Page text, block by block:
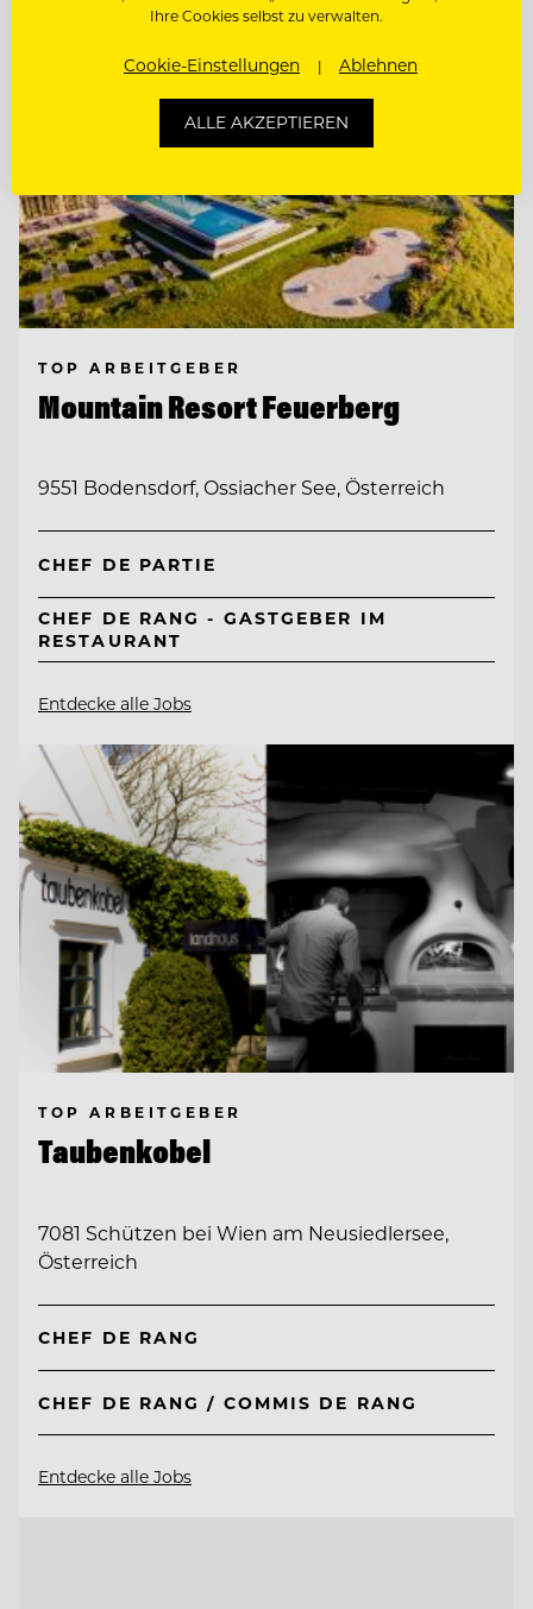
TOP ARBEITGEBER
Mountain Resort Feuerberg
9551 Bodensdorf, Ossiacher See, Österreich
CHEF DE PARTIE
CHEF DE RANG - GASTGEBER IM
RESTAURANT
Entdecke alle Jobs
TOP ARBEITGEBER
Taubenkobel
7081 Schützen bei Wien am Neusiedlersee,
Österreich
CHEF DE RANG
CHEF DE RANG / COMMIS DE RANG
Entdecke alle Jobs
Ihre Cookies selbst zu verwalten.
Cookie-Einstellungen Ablehnen
ALLE AKZEPTIEREN